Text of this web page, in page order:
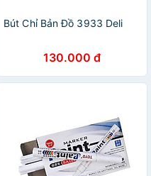
Bút Chỉ Bản Đồ 3933 Deli
130.000 đ